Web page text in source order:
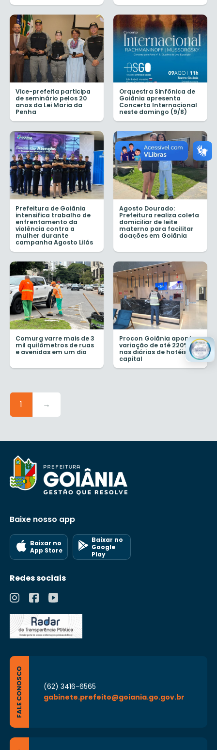
Vice-prefeita participa
de seminário pelos 20
anos da Lei Maria da
Penha
Orquestra Sinfônica de
Goiânia apresenta
Concerto Internacional
neste domingo (9/8)
Prefeitura de Goiânia
intensifica trabalho de
enfrentamento da
violência contra a
mulher durante
campanha Agosto Lilás
Agosto Dourado:
Prefeitura realiza coleta
domiciliar de leite
materno para facilitar
doações em Goiânia
Comurg varre mais de 3
mil quilômetros de ruas
e avenidas em um dia
Procon Goiânia aponta
variação de até 220%
nas diárias de hotéis da
capital
1 →
Baixe nosso app
Baixar no
App Store
Baixar no
Google
Play
Redes sociais
FALE CONOSCO
(62) 3416-6565
gabinete.prefeito@goiania.go.gov.br